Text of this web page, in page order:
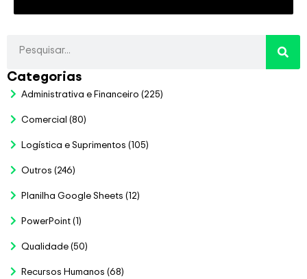
Categorias
Administrativa e Financeiro (225)
Comercial (80)
Logística e Suprimentos (105)
Outros (246)
Planilha Google Sheets (12)
PowerPoint(1)
Qualidade(50)
Recursos Humanos (68)